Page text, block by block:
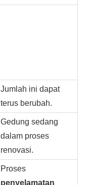
Jumlah ini dapat
terus berubah.
Gedung sedang
dalam proses
renovasi.
Proses
penyelamatan